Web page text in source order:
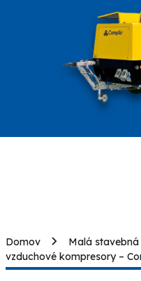
Domov Malá
vzduchové kompresory –